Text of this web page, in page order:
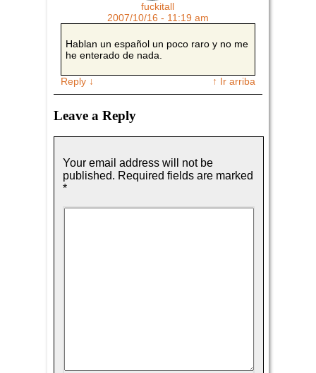
fuckitall
2007/10/16 - 11:19 am
Hablan un español un poco raro y no me
he enterado de nada.
Reply ↓ ↑ Ir arriba
Leave a Reply
Your email address will not be
published. Required fields are marked
*